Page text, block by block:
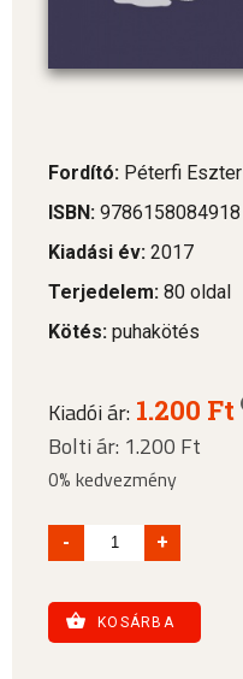
Fordító: Péterfi Eszter
ISBN: 9786158084918
Kiadási év: 2017
Terjedelem: 80 oldal
Kötés: puhakötés
Kiadói ár: 1.200 Ft
Bolti ár: 1.200 Ft
0% kedvezmény
- +
KOSÁRBA